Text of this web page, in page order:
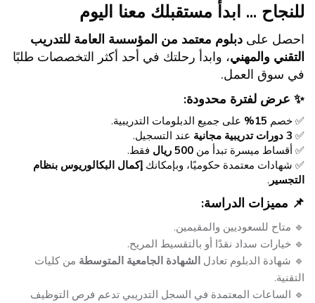
للنجاح ... ابدأ مستقبلك معنا اليوم
احصل على دبلوم معتمد من المؤسسة العامة للتدريب
التقني والمهني، وابدأ رحلتك في أحد أكثر التخصصات طلبًا
في سوق العمل.
✨ عرض لفترة محدودة:
✅ خصم 15% على جميع الدبلومات التدريبية.
✅ 3 دورات تدريبية مجانية
عند التسجيل.
✅ أقساط ميسرة تبدأ من 500 ريال
فقط.
✅ شهادات معتمدة حكوميًا، وبإمكانك إكمال البكالوريوس بنظام
التجسير .
📌 مميزات الدراسة:
🔹 متاح للسعوديين والمقيمين.
🔹 خيارات سداد نقدًا أو بالتقسيط المريح.
🔹 شهادة الدبلوم تعادل الشهادة الجامعية المتوسطة من كليات
التقنية.
🔹 الساعات المعتمدة في السجل التدريبي تدعم فرص التوظيف